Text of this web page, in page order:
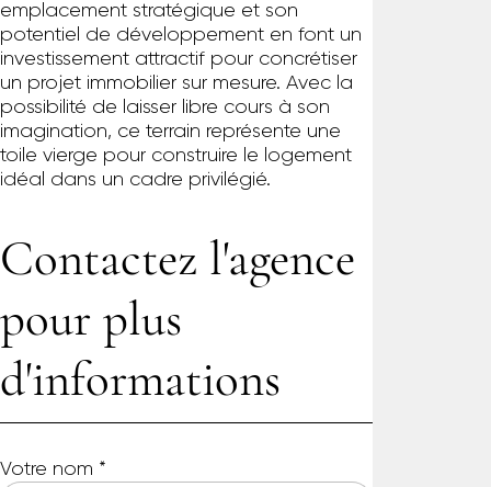
emplacement stratégique et son
potentiel de développement en font un
investissement attractif pour concrétiser
un projet immobilier sur mesure. Avec la
possibilité de laisser libre cours à son
imagination, ce terrain représente une
toile vierge pour construire le logement
idéal dans un cadre privilégié.
Contactez l'agence
pour plus
d'informations
Votre nom *